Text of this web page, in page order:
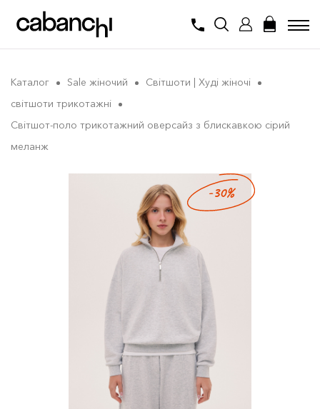
Каталог Sale жіночий
Світшоти | Худі жіночі
світшоти трикотажні
Світшот-поло трикотажний оверсайз з блискавкою сірий
меланж
-30%